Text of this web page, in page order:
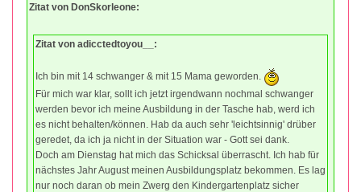
Zitat von DonSkorleone:
Zitat von adicctedtoyou__:
Ich bin mit 14 schwanger & mit 15 Mama geworden.
Für mich war klar, sollt ich jetzt irgendwann nochmal schwanger
werden bevor ich meine Ausbildung in der Tasche hab, werd ich
es nicht behalten/können. Hab da auch sehr 'leichtsinnig' drüber
geredet, da ich ja nicht in der Situation war - Gott sei dank.
Doch am Dienstag hat mich das Schicksal überrascht. Ich hab für
nächstes Jahr August meinen Ausbildungsplatz bekommen. Es lag
nur noch daran ob mein Zwerg den Kindergartenplatz sicher